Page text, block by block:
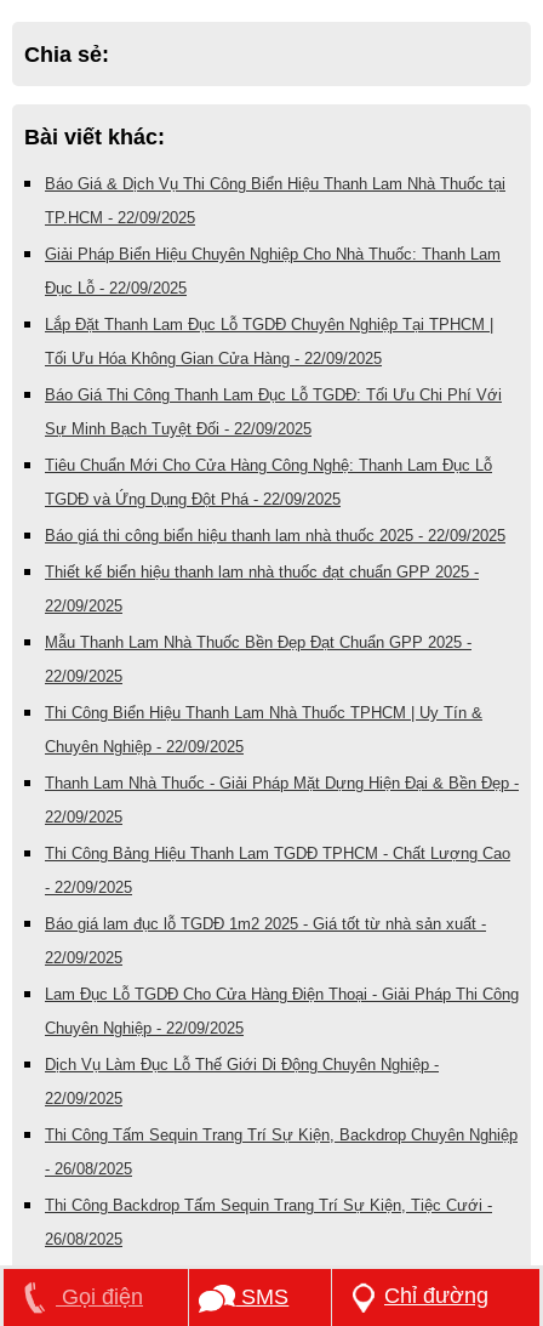
Chia sẻ:
Bài viết khác:
Báo Giá & Dịch Vụ Thi Công Biển Hiệu Thanh Lam Nhà Thuốc tại
TP.HCM - 22/09/2025
Giải Pháp Biển Hiệu Chuyên Nghiệp Cho Nhà Thuốc: Thanh Lam
Đục Lỗ - 22/09/2025
Lắp Đặt Thanh Lam Đục Lỗ TGDĐ Chuyên Nghiệp Tại TPHCM |
Tối Ưu Hóa Không Gian Cửa Hàng - 22/09/2025
Báo Giá Thi Công Thanh Lam Đục Lỗ TGDĐ: Tối Ưu Chi Phí Với
Sự Minh Bạch Tuyệt Đối - 22/09/2025
Tiêu Chuẩn Mới Cho Cửa Hàng Công Nghệ: Thanh Lam Đục Lỗ
TGDĐ và Ứng Dụng Đột Phá - 22/09/2025
Báo giá thi công biển hiệu thanh lam nhà thuốc 2025 - 22/09/2025
Thiết kế biển hiệu thanh lam nhà thuốc đạt chuẩn GPP 2025 -
22/09/2025
Mẫu Thanh Lam Nhà Thuốc Bền Đẹp Đạt Chuẩn GPP 2025 -
22/09/2025
Thi Công Biển Hiệu Thanh Lam Nhà Thuốc TPHCM | Uy Tín &
Chuyên Nghiệp - 22/09/2025
Thanh Lam Nhà Thuốc - Giải Pháp Mặt Dựng Hiện Đại & Bền Đẹp -
22/09/2025
Thi Công Bảng Hiệu Thanh Lam TGDĐ TPHCM - Chất Lượng Cao
- 22/09/2025
Báo giá lam đục lỗ TGDĐ 1m2 2025 - Giá tốt từ nhà sản xuất -
22/09/2025
Lam Đục Lỗ TGDĐ Cho Cửa Hàng Điện Thoại - Giải Pháp Thi Công
Chuyên Nghiệp - 22/09/2025
Dịch Vụ Làm Đục Lỗ Thế Giới Di Động Chuyên Nghiệp -
22/09/2025
Thi Công Tấm Sequin Trang Trí Sự Kiện, Backdrop Chuyên Nghiệp
- 26/08/2025
Thi Công Backdrop Tấm Sequin Trang Trí Sự Kiện, Tiệc Cưới -
26/08/2025
Tấm Sequin Lấp Lánh Cho Tiệc Cưới, Sinh Nhật - 26/08/2025
Gọi điện SMS Chỉ đường